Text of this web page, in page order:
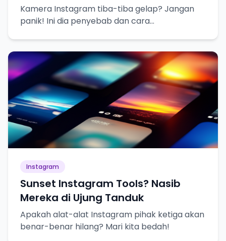
Kamera Instagram tiba-tiba gelap? Jangan
panik! Ini dia penyebab dan cara
Instagram
Sunset Instagram Tools? Nasib
Mereka di Ujung Tanduk
Apakah alat-alat Instagram pihak ketiga akan
benar-benar hilang? Mari kita bedah!